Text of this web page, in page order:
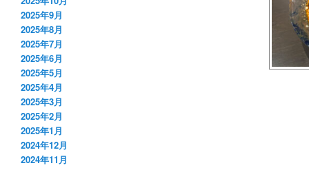
2025年9月
2025年8月
2025年7月
2025年6月
2025年5月
2025年4月
2025年3月
2025年2月
2025年1月
2024年12月
2024年11月